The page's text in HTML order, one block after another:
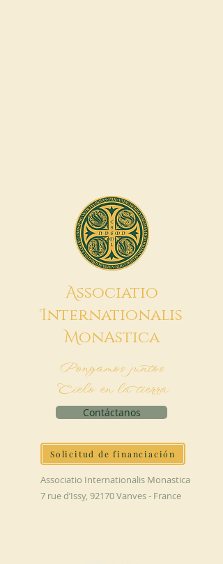
Associatio
Internationalis
MonAstica
Pongamos juntos
Cielo en la tierra
Contáctanos
Solicitud de financiación
Associatio Internationalis Monastica
7 rue d’Issy, 92170 Vanves - France